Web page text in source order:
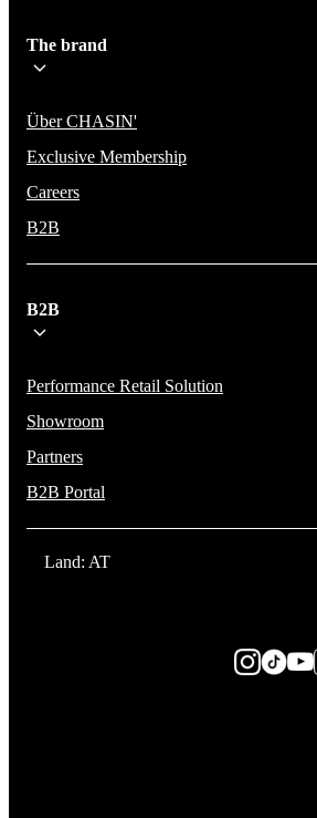
The brand
Über CHASIN'
Exclusive Membership
Careers
B2B
B2B
Performance Retail Solution
Showroom
Partners
B2B Portal
Land: AT